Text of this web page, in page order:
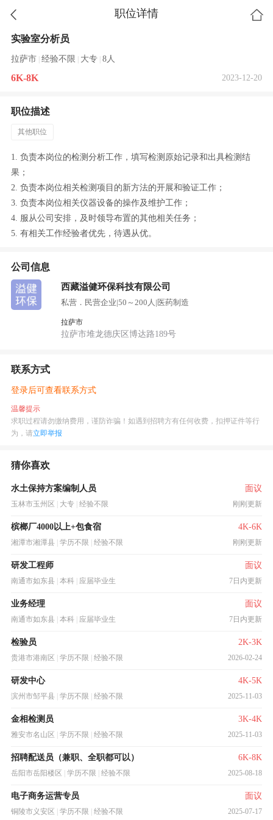
职位详情
实验室分析员
拉萨市 经验不限 大专 8人
6K-8K 2023-12-20
职位描述
其他职位
1. 负责本岗位的检测分析工作，填写检测原始记录和出具检测结
果；
2. 负责本岗位相关检测项目的新方法的开展和验证工作；
3. 负责本岗位相关仪器设备的操作及维护工作；
4. 服从公司安排，及时领导布置的其他相关任务；
5. 有相关工作经验者优先，待遇从优。
公司信息
西藏溢健环保科技有限公司
私营．民营企业|50～200人 | 医药制造
拉萨市
拉萨市堆龙德庆区博达路189号
联系方式
登录后可查看联系方式
温馨提示
求职过程请勿缴纳费用，谨防诈骗！如遇到招聘方有任何收费，扣押证件等行
为，请立即举报
猜你喜欢
水土保持方案编制人员 面议
玉林市玉州区 大专 经验不限 刚刚更新
槟榔厂4000以上+包食宿 4K-6K
湘潭市湘潭县 学历不限 经验不限 刚刚更新
研发工程师 面议
南通市如东县 本科 应届毕业生 7日内更新
业务经理 面议
南通市如东县 本科 应届毕业生 7日内更新
检验员 2K-3K
贵港市港南区 学历不限 经验不限 2026-02-24
研发中心 4K-5K
滨州市邹平县 学历不限 经验不限 2025-11-03
金相检测员 3K-4K
雅安市名山区 学历不限 经验不限 2025-11-03
招聘配送员（兼职、全职都可以） 6K-8K
岳阳市岳阳楼区 学历不限 经验不限 2025-08-18
电子商务运营专员 面议
铜陵市义安区 学历不限 经验不限 2025-07-17